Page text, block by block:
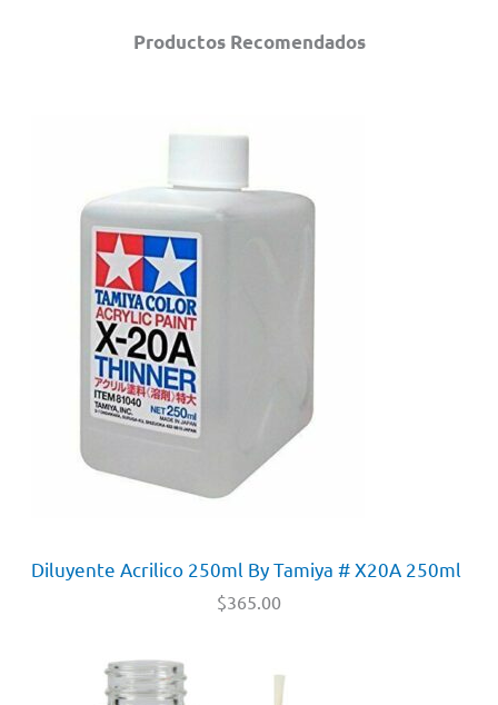
Productos Recomendados
Diluyente Acrilico 250ml By Tamiya # X20A 250ml
$365.00